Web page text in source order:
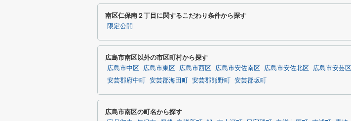
南区仁保南２丁目に関するこだわり条件から探す
限定公開
広島市南区以外の市区町村から探す
広島市中区 広島市東区 広島市西区 広島市安佐南区 広島市安佐北区 広島市安芸区
安芸郡府中町
安芸郡海田町 安芸郡熊野町 安芸郡坂町
広島市南区の町名から探す